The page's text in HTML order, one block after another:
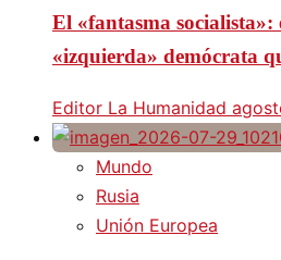
El «fantasma socialista»:
«izquierda» demócrata
Editor La Humanidad
Mundo
Rusia
Unión Europea